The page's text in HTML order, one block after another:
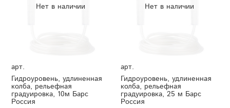
Нет в наличии
арт.
Гидроуровень, удлиненная
колба, рельефная
градуировка, 10м Барс
Россия
Нет в наличии
арт.
Гидроуровень, удлиненная
колба, рельефная
градуировка, 25 м Барс
Россия